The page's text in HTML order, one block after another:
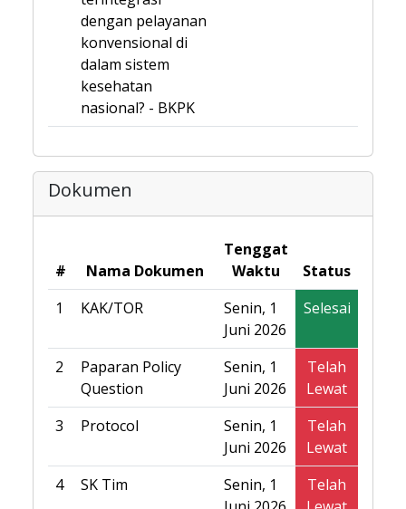
dengan pelayanan
konvensional di
dalam sistem
kesehatan
nasional? - BKPK
Dokumen
# Nama Dokumen
Tenggat
Waktu
Status
1
KAK/TOR
Senin, 1
Juni 2026
Selesai
2
Paparan Policy
Question
Senin, 1
Juni 2026
Telah
Lewat
3
Protocol
Senin, 1
Juni 2026
Telah
Lewat
4
SK Tim
Senin, 1
Telah